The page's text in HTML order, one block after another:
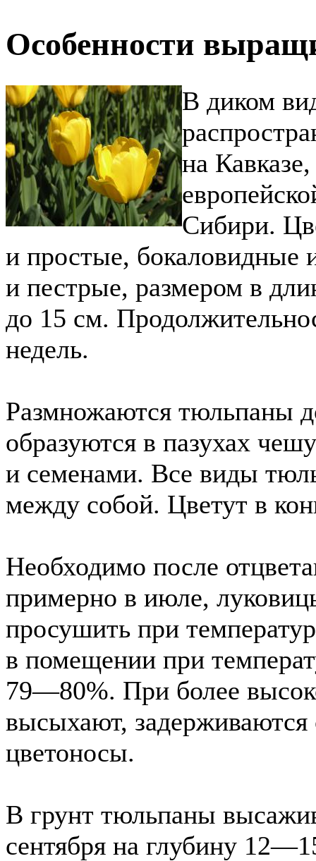
Особенности
В диком
на
Сибири.
и простые, бокаловидные
и пестрые, размером в
до 15 см.
недель.
Размножаются тюльпаны
образуются в пазухах
и семенами. Все виды
между собой. Цветут в
Необходимо после
примерно в июле,
просушить при
в помещении при
79—80%. При более
высыхают,
цветоносы.
В грунт тюльпаны
сентября на глубину